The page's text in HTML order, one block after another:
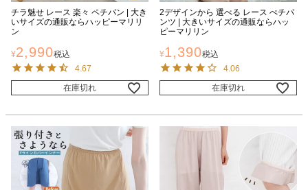
チラ魅せ レース 楽々 ペチパン | 大き
いサイズの通販ならハッピーマリリ
ン
¥2,990税込
4.67
在庫切れ
2デザインから 選べる レース ぺチパ
ンツ | 大きいサイズの通販ならハッ
ピーマリリン
¥1,390税込
4.06
在庫切れ